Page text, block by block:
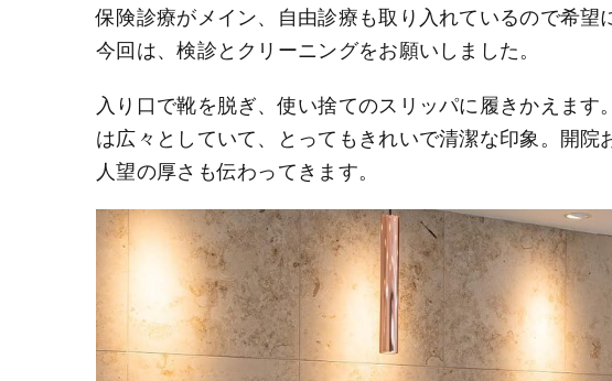
保険診療がメイン、自由診療も取り入れているので希望
今回は、検診とクリーニングをお願いしました。
入り口で靴を脱ぎ、使い捨てのスリッパに履きかえま
は広々としていて、とってもきれいで清潔な印象。開
人望の厚さも伝わってきます。